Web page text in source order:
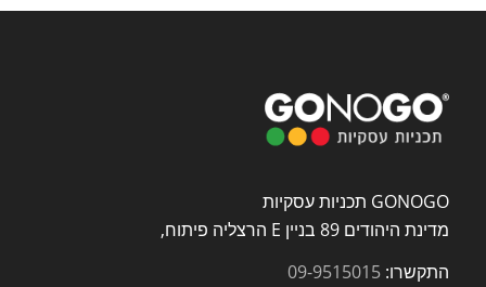
GONOGO תכניות עסקיות
מדינת היהודים 89 בניין E הרצליה פיתוח,
התקשרו: 09-9515015